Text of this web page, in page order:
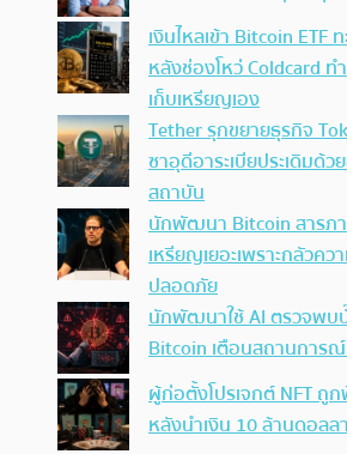
เงินไหลเข้า Bitcoin ETF
หลังช่องโหว่ Coldcard ท
เก็บเหรียญเอง
Tether รุกขยายธุรกิจ
ซาอุดีอาระเบียประเดิมด้
สถาบัน
นักพัฒนา Bitcoin สารภ
เหรียญเยอะเพราะกลัวค
ปลอดภัย
นักพัฒนาใช้ AI ตรวจพบ
Bitcoin เตือนสถานการณ์
ผู้ก่อตั้งโปรเจกต์ NFT
หลังนำเงิน 10 ล้านดอลล